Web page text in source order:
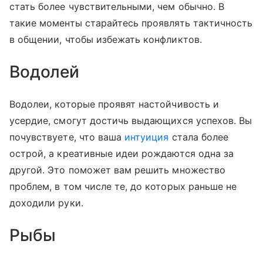
стать более чувствительными, чем обычно. В
такие моменты старайтесь проявлять тактичность
в общении, чтобы избежать конфликтов.
Водолей
Водолеи, которые проявят настойчивость и
усердие, смогут достичь выдающихся успехов. Вы
почувствуете, что ваша интуиция стала более
острой, а креативные идеи рождаются одна за
другой. Это поможет вам решить множество
проблем, в том числе те, до которых раньше не
доходили руки.
Рыбы